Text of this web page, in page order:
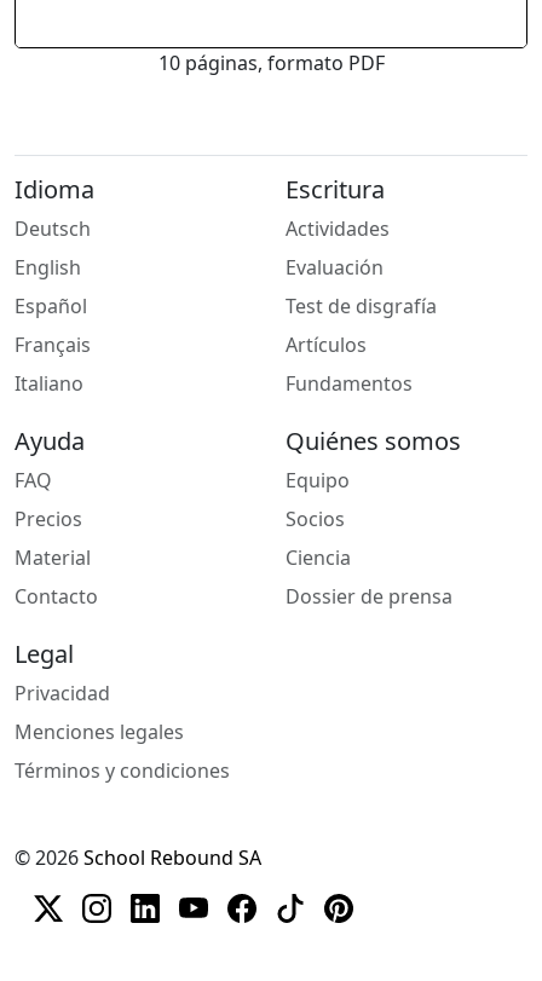
10 páginas, formato PDF
Idioma
Deutsch
English
Español
Français
Italiano
Escritura
Actividades
Evaluación
Test de disgrafía
Artículos
Fundamentos
Ayuda
FAQ
Precios
Material
Contacto
Quiénes somos
Equipo
Socios
Ciencia
Dossier de prensa
Legal
Privacidad
Menciones legales
Términos y condiciones
© 2026School Rebound SA